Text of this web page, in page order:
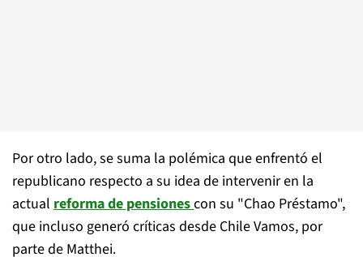
Por otro lado, se suma la polémica que enfrentó el
republicano respecto a su idea de intervenir en la
actual reforma de pensionescon su "Chao Préstamo",
que incluso generó críticas desde Chile Vamos, por
parte de Matthei.